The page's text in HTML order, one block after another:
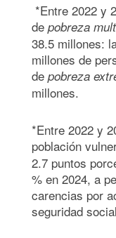
*Entre 2022 y
de pobreza
38.5 millones:
millones de
de pobreza
millones.
*Entre 2022 y
población
2.7 puntos
% en 2024, a
carencias por
seguridad